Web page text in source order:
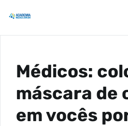
Médicos:
máscara de
em vocês